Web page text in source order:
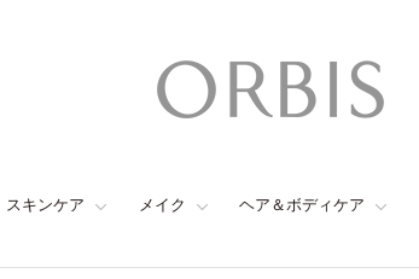
スキンケア メイク ヘア＆ボディケア